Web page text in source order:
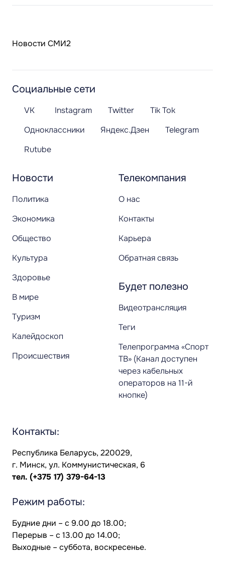
Новости СМИ2
Новости
Политика
Экономика
Общество
Культура
Здоровье
В мире
Туризм
Калейдоскоп
Происшествия
Телекомпания
О нас
Контакты
Карьера
Обратная связь
Будет полезно
Видеотрансляция
Теги
Телепрограмма «Спорт
ТВ» (Канал доступен
через кабельных
операторов на 11-й
кнопке)
Социальные сети
VK Instagram Twitter
Tik Tok
Одноклассники
Яндекс.Дзен
Telegram
Rutube
Контакты:
Республика Беларусь, 220029,
г. Минск, ул. Коммунистическая, 6
тел. (+375 17) 379-64-13
Режим работы:
Будние дни – с 9.00 до 18.00;
Перерыв – с 13.00 до 14.00;
Выходные – суббота, воскресенье.